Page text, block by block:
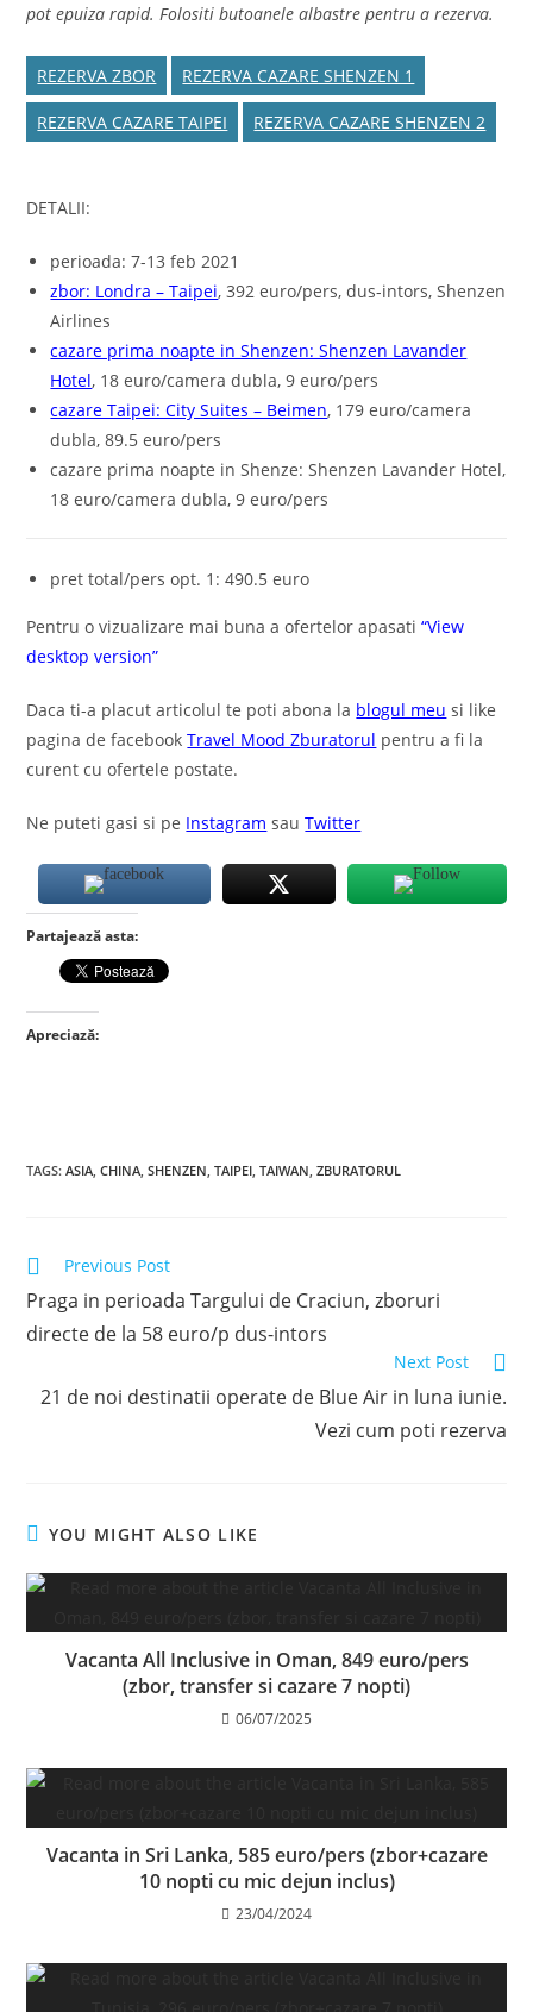
pot epuiza rapid. Folositi butoanele albastre pentru a rezerva.
REZERVA ZBOR REZERVA CAZARE SHENZEN 1
REZERVA CAZARE TAIPEI REZERVA CAZARE SHENZEN 2
DETALII:
perioada: 7-13 feb 2021
zbor: Londra – Taipei, 392 euro/pers, dus-intors, Shenzen
Airlines
cazare prima noapte in Shenzen: Shenzen Lavander
Hotel, 18 euro/camera dubla, 9 euro/pers
cazare Taipei: City Suites – Beimen, 179 euro/camera
dubla, 89.5 euro/pers
cazare prima noapte in Shenze: Shenzen Lavander Hotel,
18 euro/camera dubla, 9 euro/pers
pret total/pers opt. 1: 490.5 euro
Pentru o vizualizare mai buna a ofertelor apasati “View
desktop version”
Daca ti-a placut articolul te poti abona la blogul meu si like
pagina de facebookTravel Mood Zburatorul pentru a fi la
curent cu ofertele postate.
Ne puteti gasi si pe Instagram sauTwitter
Partajează asta:
Apreciază:
TAGS:ASIA, CHINA, SHENZEN, TAIPEI, TAIWAN, ZBURATORUL
Read
articles
Previous Post
Praga in perioada Targului de Craciun, zboruri
directe de la 58 euro/p dus-intors
Next Post
21 de noi destinatii operate de Blue Air in luna iunie.
Vezi cum poti rezerva
YOU MIGHT ALSO LIKE
Vacanta All Inclusive in Oman, 849 euro/pers
(zbor, transfer si cazare 7 nopti)
06/07/2025
Vacanta in Sri Lanka, 585 euro/pers (zbor+cazare
10 nopti cu mic dejun inclus)
23/04/2024